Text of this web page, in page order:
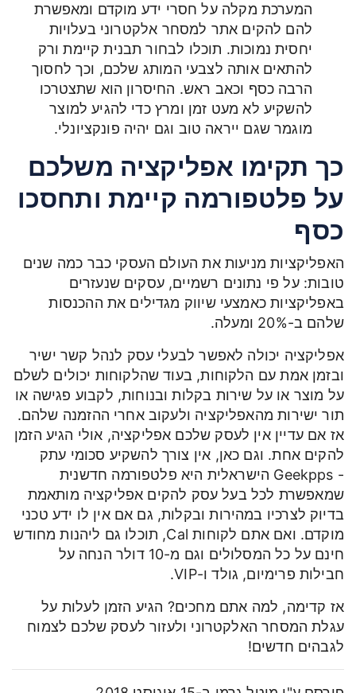
המערכת מקלה על חסרי ידע מוקדם ומאפשרת
להם להקים אתר למסחר אלקטרוני בעלויות
יחסית נמוכות. תוכלו לבחור תבנית קיימת ורק
להתאים אותה לצבעי המותג שלכם, וכך לחסוך
הרבה כסף וכאב ראש. החיסרון הוא שתצטרכו
להשקיע לא מעט זמן ומרץ כדי להגיע למוצר
מוגמר שגם ייראה טוב וגם יהיה פונקציונלי.
כך תקימו אפליקציה משלכם
על פלטפורמה קיימת ותחסכו
כסף
האפליקציות מניעות את העולם העסקי כבר כמה שנים
טובות: על פי נתונים רשמיים, עסקים שנעזרים
באפליקציות כאמצעי שיווק מגדילים את ההכנסות
שלהם ב-20% ומעלה.
אפליקציה יכולה לאפשר לבעלי עסק לנהל קשר ישיר
ובזמן אמת עם הלקוחות, בעוד שהלקוחות יכולים לשלם
על מוצר או על שירות בקלות ובנוחות, לקבוע פגישה או
תור ישירות מהאפליקציה ולעקוב אחרי ההזמנה שלהם.
אז אם עדיין אין לעסק שלכם אפליקציה, אולי הגיע הזמן
להקים אחת. וגם כאן, אין צורך להשקיע סכומי עתק
- Geekpps הישראלית היא פלטפורמה חדשנית
שמאפשרת לכל בעל עסק להקים אפליקציה מותאמת
בדיוק לצרכיו במהירות ובקלות, גם אם אין לו ידע טכני
מוקדם. ואם אתם לקוחות Cal, תוכלו גם ליהנות מחודש
חינם על כל המסלולים וגם מ-10 דולר הנחה על
חבילות פרימיום, גולד ו-VIP.
אז קדימה, למה אתם מחכים? הגיע הזמן לעלות על
עגלת המסחר האלקטרוני ולעזור לעסק שלכם לצמוח
לגבהים חדשים!